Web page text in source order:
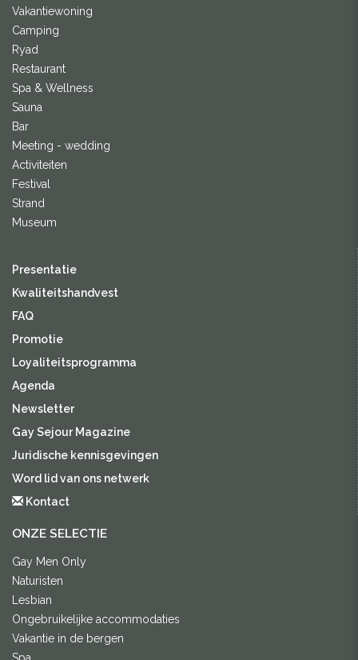
Vakantiewoning
Camping
Ryad
Restaurant
Spa & Wellness
Sauna
Bar
Meeting - wedding
Activiteiten
Festival
Strand
Museum
Presentatie
Kwaliteitshandvest
FAQ
Promotie
Loyaliteitsprogramma
Agenda
Newsletter
Gay Sejour Magazine
Juridische kennisgevingen
Word lid van ons netwerk
Kontact
ONZE SELECTIE
Gay Men Only
Naturisten
Lesbian
Ongebruikelijke accommodaties
Vakantie in de bergen